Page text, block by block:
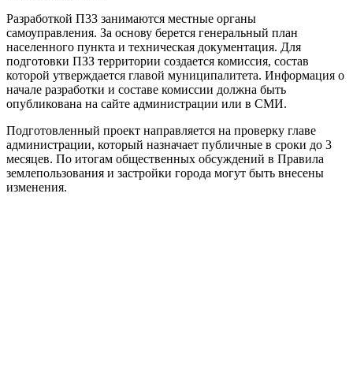
Разработкой П33 занимаются местные органы
самоуправления. За основу берется генеральный план
населенного пункта и техническая документация. Для
подготовки ПЗЗ территории создается комиссия, состав
которой утверждается главой муниципалитета. Информация о
начале разработки и составе комиссии должна быть
опубликована на сайте администрации или в СМИ.
Подготовленный проект направляется на проверку главе
администрации, который назначает публичные в сроки до 3
месяцев. По итогам общественных обсуждений в Правила
землепользования и застройки города могут быть внесены
изменения.